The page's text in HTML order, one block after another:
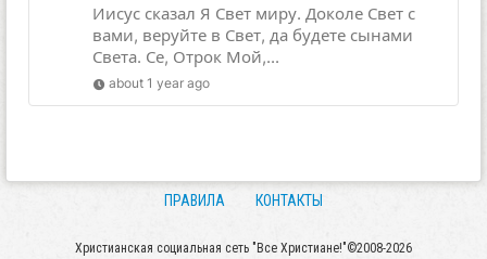
Иисус сказал Я Свет миру. Доколе Свет с
вами, веруйте в Свет, да будете сынами
Света. Се, Отрок Мой,...
about 1 year ago
ПРАВИЛА КОНТАКТЫ
Христианская социальная сеть "Все Христиане!"©2008-2026